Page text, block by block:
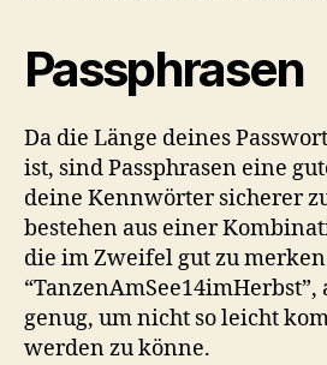
Passphrasen
Da die Länge deines
ist, sind Passphrasen eine
deine Kennwörter sicherer
bestehen aus einer
die im Zweifel gut zu
genug, um nicht so leicht
werden zu könne.